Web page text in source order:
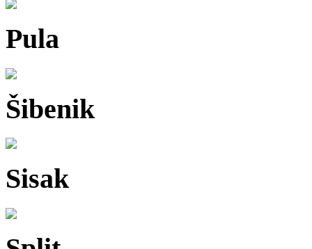
Pula
Šibenik
Sisak